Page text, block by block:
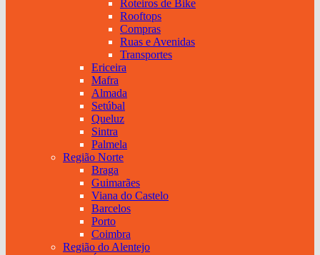
Roteiros de Bike
Rooftops
Compras
Ruas e Avenidas
Transportes
Ericeira
Mafra
Almada
Setúbal
Queluz
Sintra
Palmela
Região Norte
Braga
Guimarães
Viana do Castelo
Barcelos
Porto
Coimbra
Região do Alentejo